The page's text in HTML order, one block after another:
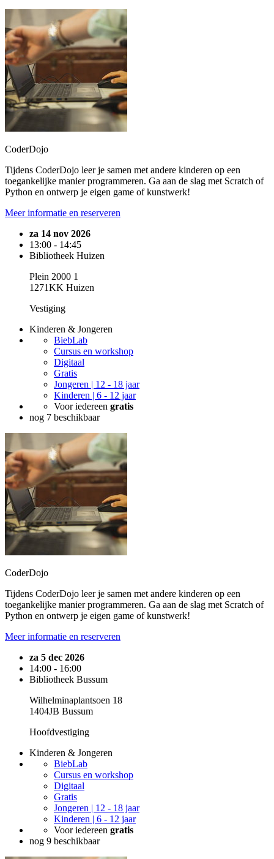
CoderDojo
Tijdens CoderDojo leer je samen met andere kinderen op een
toegankelijke manier programmeren. Ga aan de slag met Scratch of
Python en ontwerp je eigen game of kunstwerk!
Meer informatie en reserveren
za 14 nov 2026
13:00 - 14:45
Bibliotheek Huizen
Plein 2000 1
1271KK Huizen
Vestiging
Kinderen & Jongeren
BiebLab
Cursus en workshop
Digitaal
Gratis
Jongeren | 12 - 18 jaar
Kinderen | 6 - 12 jaar
Voor iedereen gratis
nog 7 beschikbaar
CoderDojo
Tijdens CoderDojo leer je samen met andere kinderen op een
toegankelijke manier programmeren. Ga aan de slag met Scratch of
Python en ontwerp je eigen game of kunstwerk!
Meer informatie en reserveren
za 5 dec 2026
14:00 - 16:00
Bibliotheek Bussum
Wilhelminaplantsoen 18
1404JB Bussum
Hoofdvestiging
Kinderen & Jongeren
BiebLab
Cursus en workshop
Digitaal
Gratis
Jongeren | 12 - 18 jaar
Kinderen | 6 - 12 jaar
Voor iedereen gratis
nog 9 beschikbaar